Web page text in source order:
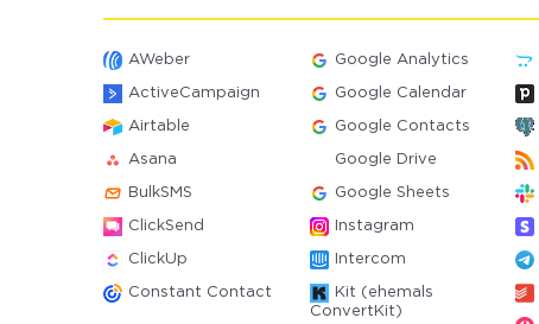
AWeber Google Analytics
ActiveCampaign Google Calendar
Airtable Google Contacts
Asana Google Drive
BulkSMS Google Sheets
ClickSend Instagram
ClickUp Intercom
Constant Contact
Kit (ehemals
ConvertKit)